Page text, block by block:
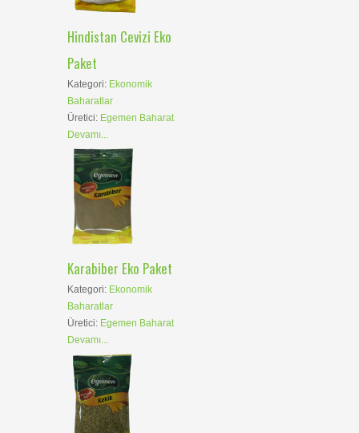
Hindistan Cevizi Eko
Paket
Kategori: Ekonomik
Baharatlar
Üretici: Egemen Baharat
Devamı...
Karabiber Eko Paket
Kategori: Ekonomik
Baharatlar
Üretici: Egemen Baharat
Devamı...